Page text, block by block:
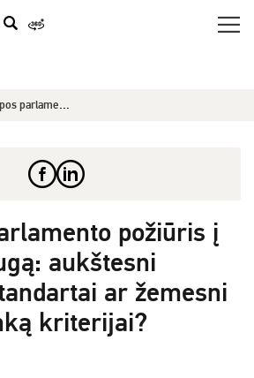
požiūris į maisto saugą: aukš...
požiūris į
aukštesni
ar žemesni
kriterijai?